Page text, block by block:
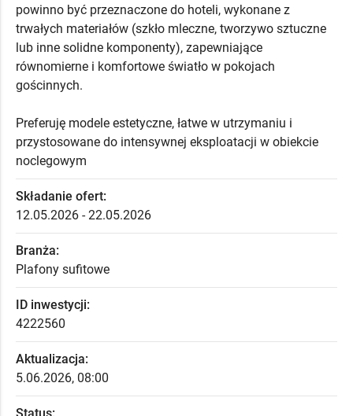
powinno być przeznaczone do hoteli, wykonane z
trwałych materiałów (szkło mleczne, tworzywo sztuczne
lub inne solidne komponenty), zapewniające
równomierne i komfortowe światło w pokojach
gościnnych.
Preferuję modele estetyczne, łatwe w utrzymaniu i
przystosowane do intensywnej eksploatacji w obiekcie
noclegowym
Składanie ofert:
12.05.2026 - 22.05.2026
Branża:
Plafony sufitowe
ID inwestycji:
4222560
Aktualizacja:
5.06.2026, 08:00